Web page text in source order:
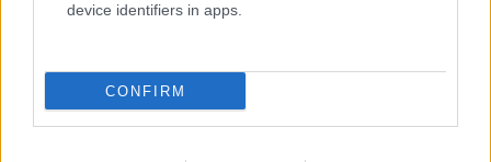
device identifiers in apps.
CONFIRM